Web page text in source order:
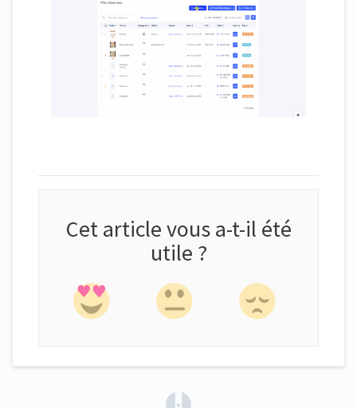
Cet article vous a-t-il été
utile ?